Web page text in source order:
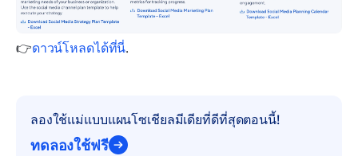
👉ดาวน์โหลดได้ที่นี่.
ลองใช้แม่แบบแผนโซเชียลมีเดียที่ดีที่สุดตอนนี้!
ทดลองใช้ฟรี